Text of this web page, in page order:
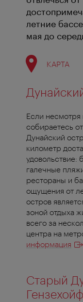
летние
мая до
КАРТА
Если несмотря
собираетесь
Дунайский
километр
удовольствие:
галечные
рестораны и
ощущения от
остров
зоной отдыха
всего за
центра на
информация
Старый